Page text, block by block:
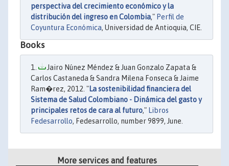
perspectiva del crecimiento económico y la
distribución del ingreso en Colombia," Perfil de
Coyuntura Económica, Universidad de Antioquia, CIE.
Books
Jairo Núnez Méndez & Juan Gonzalo Zapata &
Carlos Castaneda & Sandra Milena Fonseca & Jaime
Ram�rez, 2012. "La sostenibilidad financiera del
Sistema de Salud Colombiano - Dinámica del gasto y
principales retos de cara al futuro," Libros
Fedesarrollo, Fedesarrollo, number 9899, June.
More services and features